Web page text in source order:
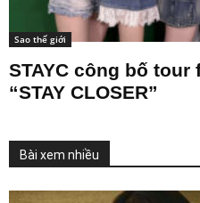
Sao thế giới
STAYC công bố
“STAY CLOSER”
Bài xem nhiều